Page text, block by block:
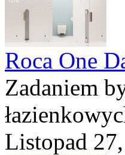
Roca One
Zadaniem
Listopad